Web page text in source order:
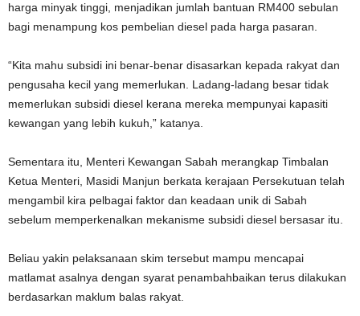
harga minyak tinggi, menjadikan jumlah bantuan RM400 sebulan
bagi menampung kos pembelian diesel pada harga pasaran.
“Kita mahu subsidi ini benar-benar disasarkan kepada rakyat dan
pengusaha kecil yang memerlukan. Ladang-ladang besar tidak
memerlukan subsidi diesel kerana mereka mempunyai kapasiti
kewangan yang lebih kukuh,” katanya.
Sementara itu, Menteri Kewangan Sabah merangkap Timbalan
Ketua Menteri, Masidi Manjun berkata kerajaan Persekutuan telah
mengambil kira pelbagai faktor dan keadaan unik di Sabah
sebelum memperkenalkan mekanisme subsidi diesel bersasar itu.
Beliau yakin pelaksanaan skim tersebut mampu mencapai
matlamat asalnya dengan syarat penambahbaikan terus dilakukan
berdasarkan maklum balas rakyat.